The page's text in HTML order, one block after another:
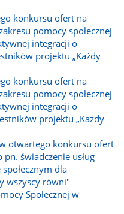
konkursu ofert na
pomocy społecznej
integracji o
projektu „Każdy
konkursu ofert na
pomocy społecznej
integracji o
projektu „Każdy
otwartego konkursu ofert
świadczenie usług
dla
wszyscy równi"
Społecznej w